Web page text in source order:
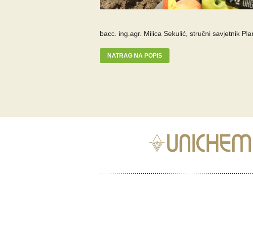
bacc. ing.agr. Milica Sekulić, stručni savjetnik
NATRAG NA POPIS